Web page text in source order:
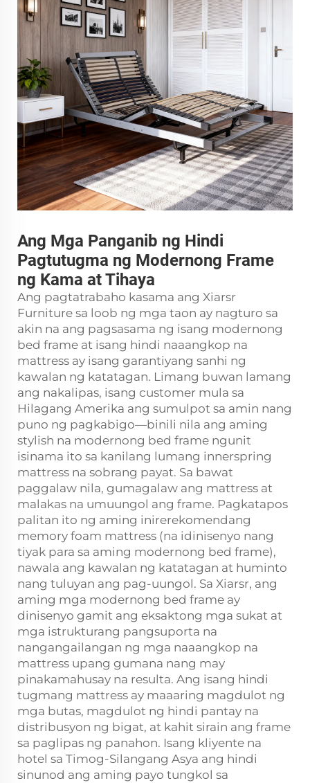
Ang Mga Panganib ng Hindi
Pagtutugma ng Modernong Frame
ng Kama at Tihaya
Ang pagtatrabaho kasama ang Xiarsr
Furniture sa loob ng mga taon ay nagturo sa
akin na ang pagsasama ng isang modernong
bed frame at isang hindi naaangkop na
mattress ay isang garantiyang sanhi ng
kawalan ng katatagan. Limang buwan lamang
ang nakalipas, isang customer mula sa
Hilagang Amerika ang sumulpot sa amin nang
puno ng pagkabigo—binili nila ang aming
stylish na modernong bed frame ngunit
isinama ito sa kanilang lumang innerspring
mattress na sobrang payat. Sa bawat
paggalaw nila, gumagalaw ang mattress at
malakas na umuungol ang frame. Pagkatapos
palitan ito ng aming inirerekomendang
memory foam mattress (na idinisenyo nang
tiyak para sa aming modernong bed frame),
nawala ang kawalan ng katatagan at huminto
nang tuluyan ang pag-uungol. Sa Xiarsr, ang
aming mga modernong bed frame ay
dinisenyo gamit ang eksaktong mga sukat at
mga istrukturang pangsuporta na
nangangailangan ng mga naaangkop na
mattress upang gumana nang may
pinakamahusay na resulta. Ang isang hindi
tugmang mattress ay maaaring magdulot ng
mga butas, magdulot ng hindi pantay na
distribusyon ng bigat, at kahit sirain ang frame
sa paglipas ng panahon. Isang kliyente na
hotel sa Timog-Silangang Asya ang hindi
sinunod ang aming payo tungkol sa